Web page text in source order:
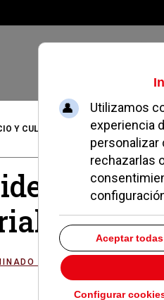
Y CULTURA DEPORTES MADRID
PARA...